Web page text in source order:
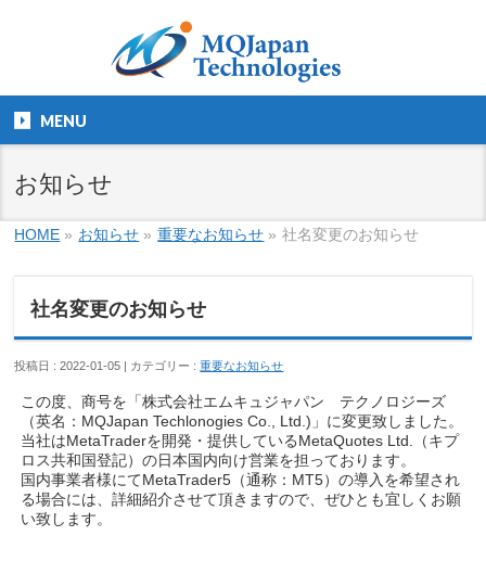
MENU
お知らせ
HOME » お知らせ » 重要なお知らせ » 社名変更のお知らせ
社名変更のお知らせ
投稿日 : 2022-01-05 | カテゴリー :重要なお知らせ
この度、商号を「株式会社エムキュジャパン テクノロジーズ
（英名：MQJapan Techlonogies Co., Ltd.)」に変更致しました。
当社はMetaTraderを開発・提供しているMetaQuotes Ltd.（キプ
ロス共和国登記）の日本国内向け営業を担っております。
国内事業者様にてMetaTrader5（通称：MT5）の導入を希望され
る場合には、詳細紹介させて頂きますので、ぜひとも宜しくお願
い致します。